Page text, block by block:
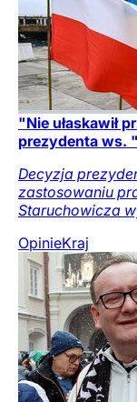
"Nie ułaskawił
prezydenta ws.
Decyzja
zastosowaniu
Staruchowicza
OpinieKraj